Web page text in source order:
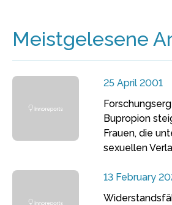
Meistgelesene
25 April 2001
Bupropion
Frauen, die
sexuellen
13 February